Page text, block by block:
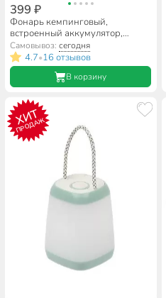
399 ₽
Фонарь кемпинговый,
встроенный аккумулятор,
зарядка от USB, металл,
пластик, режим SOS, зарядка от
солнца, DJ011
Самовывоз:сегодня
4.7•16 отзывов
В корзину
ХИТ
ПРОДАЖ